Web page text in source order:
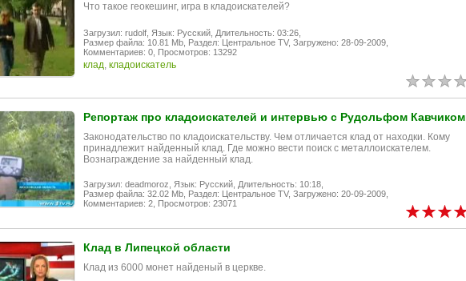
Что такое геокешинг, игра в кладоискателей?
Загрузил: rudolf, Язык: Русский, Длительность: 03:26,
Размер файла: 10.81 Mb, Раздел: Центральное TV, Загружено: 28-09-2009,
Комментариев: 0, Просмотров: 13292
клад, кладоискатель
Репортаж про кладоискателей и интервью с Рудольфом Кавчиком
Законодательство по кладоискательству. Чем отличается клад от находки. Кому
принадлежит найденный клад. Где можно вести поиск с металлоискателем.
Вознаграждение за найденный клад.
Загрузил: deadmoroz, Язык: Русский, Длительность: 10:18,
Размер файла: 32.02 Mb, Раздел: Центральное TV, Загружено: 20-09-2009,
Комментариев: 2, Просмотров: 23071
Клад в Липецкой области
Клад из 6000 монет найденый в церкве.